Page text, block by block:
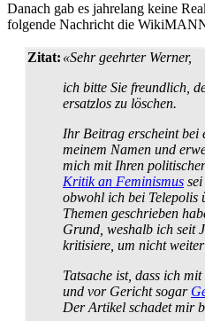
Danach gab es jahrelang keine
folgende Nachricht die
Zitat: «Sehr geehrter Werner,
ich bitte Sie freundlich,
ersatzlos zu löschen.
Ihr Beitrag erscheint bei
meinem Namen und
mich mit Ihren
Kritik an Feminismus
obwohl ich bei Telepolis
Themen geschrieben
Grund, weshalb ich seit
kritisiere, um nicht
Tatsache ist, dass ich mit
und vor Gericht sogar
Der Artikel schadet mir